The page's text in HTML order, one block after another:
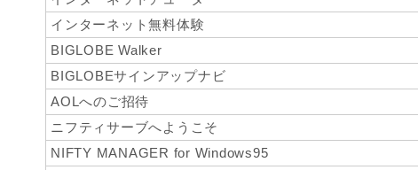
インターネット無料体験
BIGLOBE Walker
BIGLOBEサインアップナビ
AOLへのご招待
ニフティサーブへようこそ
NIFTY MANAGER for Windows95